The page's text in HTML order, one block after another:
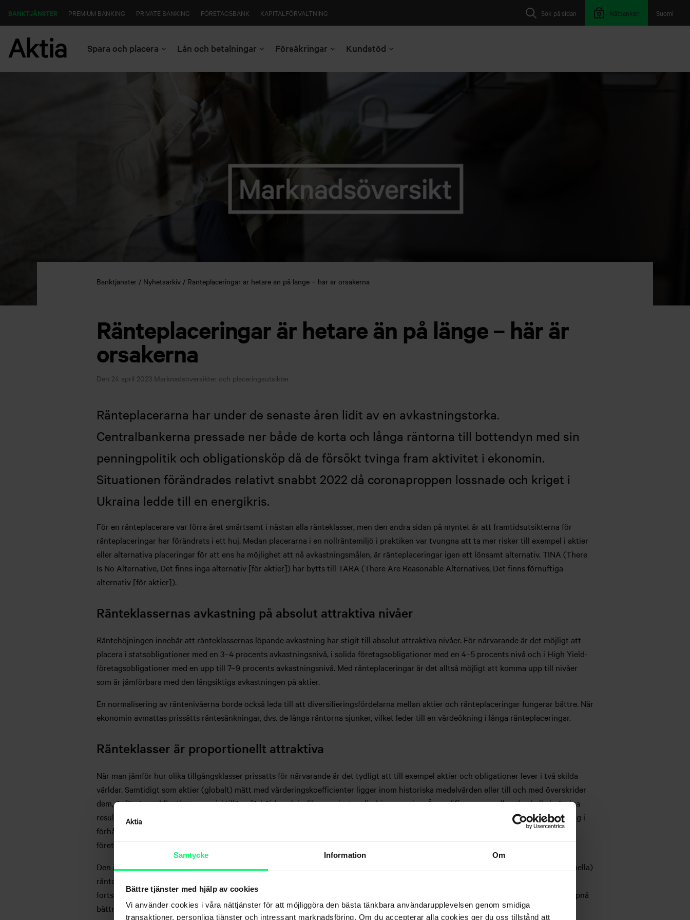
Samtycke Information Om
Bättre tjänster med hjälp av cookies
Vi använder cookies i våra nättjänster för att möjliggöra den bästa tänkbara användarupplevelsen genom smidiga
transaktioner, personliga tjänster och intressant marknadsföring. Om du accepterar alla cookies ger du oss tillstånd att
Suomi
Sök på sidan Nätbanken
BANKTJÄNSTER PREMIUM BANKING PRIVATE BANKING FÖRETAGSBANK KAPITALFÖRVALTNING
Spara och placera Lån och betalningar Försäkringar Kundstöd
Banktjänster Nyhetsarkiv Ränteplaceringar är hetare än på länge – här är orsakerna
Ränteplaceringar är hetare än på länge – här är
orsakerna
Den 24 april 2023 Marknadsöversikter och placeringsutsikter
Ränteplacerarna har under de senaste åren lidit av en avkastningstorka.
Centralbankerna pressade ner både de korta och långa räntorna till bottendyn med sin
penningpolitik och obligationsköp då de försökt tvinga fram aktivitet i ekonomin.
Situationen förändrades relativt snabbt 2022 då coronaproppen lossnade och kriget i
Ukraina ledde till en energikris.
För en ränteplacerare var förra året smärtsamt i nästan alla ränteklasser, men den andra sidan på myntet är att framtidsutsikterna för
ränteplaceringar har förändrats i ett huj. Medan placerarna i en nollräntemiljö i praktiken var tvungna att ta mer risker till exempel i aktier
eller alternativa placeringar för att ens ha möjlighet att nå avkastningsmålen, är ränteplaceringar igen ett lönsamt alternativ. TINA (There
Is No Alternative, Det finns inga alternativ [för aktier]) har bytts till TARA (There Are Reasonable Alternatives, Det finns förnuftiga
alternativ [för aktier]).
Ränteklassernas avkastning på absolut attraktiva nivåer
Räntehöjningen innebär att ränteklassernas löpande avkastning har stigit till absolut attraktiva nivåer. För närvarande är det möjligt att
placera i statsobligationer med en 3–4 procents avkastningsnivå, i solida företagsobligationer med en 4–5 procents nivå och i High Yield-
företagsobligationer med en upp till 7–9 procents avkastningsnivå. Med ränteplaceringar är det alltså möjligt att komma upp till nivåer
som är jämförbara med den långsiktiga avkastningen på aktier.
En normalisering av räntenivåerna borde också leda till att diversifieringsfördelarna mellan aktier och ränteplaceringar fungerar bättre. När
ekonomin avmattas prissätts räntesänkningar, dvs. de långa räntorna sjunker, vilket leder till en värdeökning i långa ränteplaceringar.
Ränteklasser är proportionellt attraktiva
När man jämför hur olika tillgångsklasser prissatts för närvarande är det tydligt att till exempel aktier och obligationer lever i två skilda
världar. Samtidigt som aktier (globalt) mätt med värderingskoefficienter ligger inom historiska medelvärden eller till och med överskrider
dem, är företagsobligationernas risktillägg förhöjda och indikerar minst en lindrig recession. Även differensen mellan den kalkylmässiga
resultatavkastningen på aktiemarknaden (resultat per aktie dividerat med aktiepriset) och ränteplaceringarnas avkastningsnivåer är låg i
förhållande till historien. Oberoende av om aktie- eller företagsobligationsmarknaden har rätt om ekonomins riktning, är
företagsobligationsmarknaden proportionellt attraktivare prissatt.
Den allmänna räntenivån har stigit men så har också inflationen, är räntenivån alltså attraktiv på riktigt? När man från de långa (nominella)
räntorna drar av marknadens inflationsförväntningar har också den kvarstående realräntan stigit betydligt. Även om inflationen skulle
fortsätta högre än väntat är även en några procents ränteavkastning trots inflationen bättre än noll. Med aktieplaceringar kan man uppnå
bättre, men också avsevärt sämre, avkastning på kort sikt.